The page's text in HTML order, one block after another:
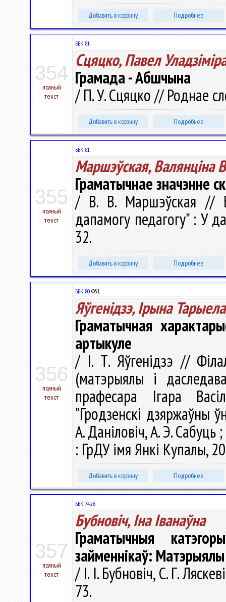
Добавить в корзину Подробнее
354
полный
текст
ББК 81.
Сцяцко, Павел
Грамада - Абшчына
/ П. У. Сцяцко // Роднае
Добавить в корзину Подробнее
355
полный
текст
ББК 81.
Маршэўская, Валянцiна
Граматычнае значэнне
/ В. В. Маршэўская //
дапамогу педагогу" : У
32.
Добавить в корзину Подробнее
356
полный
текст
ББК 80.Ф51
Яўгенідзэ, Ірына
Граматычная
артыкуле
/ І. Т. Яўгенідзэ //
(матэрыялы і
прафесара Ігара
"Гродзенскі дзяржаўны
А. Даніловіч, А. Э. Сабуць
: ГрДУ імя Янкі Купалы,
Добавить в корзину Подробнее
357
полный
текст
ББК 74.26
Бубновіч, Іна Іванаўна
Граматычныя
займеннікаў:
/ І. І. Бубновіч, С. Г.
73.